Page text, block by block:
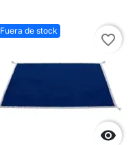
Fuera de stock

favorite_border